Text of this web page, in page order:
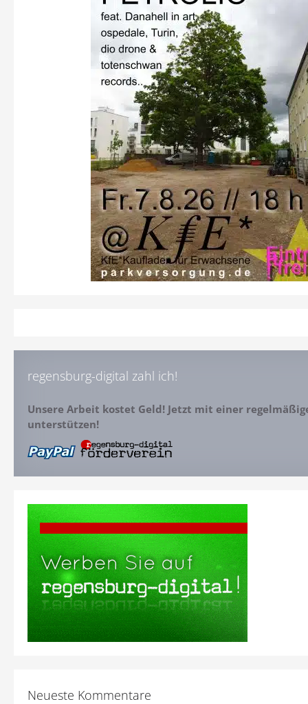
regensburg-digital zahl ich!
Unsere Arbeit kostet Geld! Jetzt mit einer
unterstützen!
Neueste Kommentare